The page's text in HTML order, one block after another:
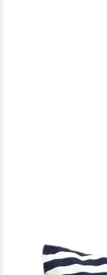
AMMERKIND
Dekokissen